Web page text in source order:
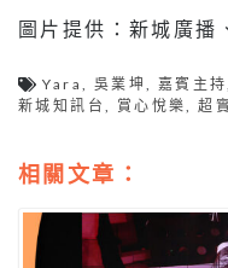
圖片提供：新城廣
Yara, 吳業坤, 嘉賓主持
新城知訊台 , 賞心悅樂,超
相關文章：